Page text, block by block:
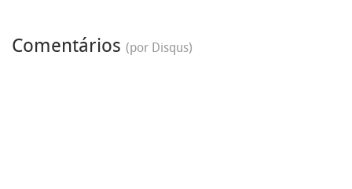
Comentários (por Disqus)